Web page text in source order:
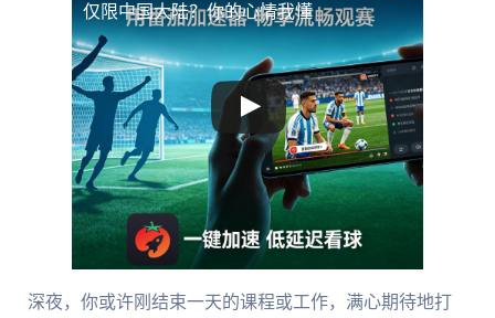
仅限中国大陆？你的心情我懂
深夜，你或许刚结束一天的课程或工作，满心期待地打